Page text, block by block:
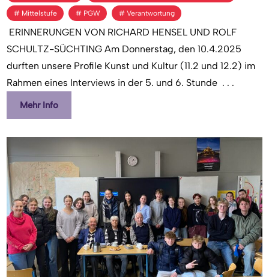
Mittelstufe PGW Verantwortung
ERINNERUNGEN VON RICHARD HENSEL UND ROLF
SCHULTZ-SÜCHTING Am Donnerstag, den 10.4.2025
durften unsere Profile Kunst und Kultur (11.2 und 12.2) im
Rahmen eines Interviews in der 5. und 6. Stunde . . .
Mehr Info